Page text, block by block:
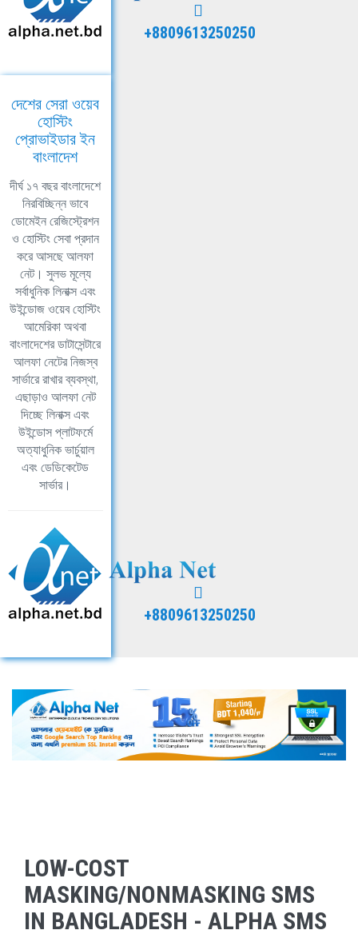
+8809613250250
দেশের সেরা ওয়েব
হোস্টিং
প্রোভাইডার ইন
বাংলাদেশ
দীর্ঘ ১৭ বছর বাংলাদেশে
নিরবিচ্ছিন্ন ভাবে
ডোমেইন রেজিস্ট্রেশন
ও হোস্টিং সেবা প্রদান
করে আসছে আলফা
নেট। সুলভ মূল্যে
সর্বাধুনিক লিনাক্স এবং
উইন্ডোজ ওয়েব হোস্টিং
আমেরিকা অথবা
বাংলাদেশের ডাটাসেন্টারে
আলফা নেটের নিজস্ব
সার্ভারে রাখার ব্যবস্থা,
এছাড়াও আলফা নেট
দিচ্ছে লিনাক্স এবং
উইন্ডোস প্লাটফর্মে
অত্যাধুনিক ভার্চুয়াল
এবং ডেডিকেটেড
সার্ভার।
+8809613250250
LOW-COST
MASKING/NONMASKING SMS
IN BANGLADESH - ALPHA SMS